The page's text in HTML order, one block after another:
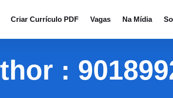
Criar Currículo PDF Vagas Na Mídia
: